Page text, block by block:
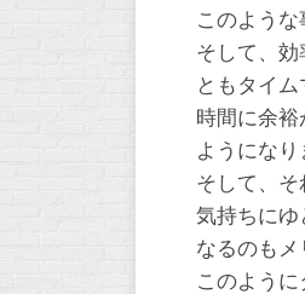
このよう
そして、
ともタイム
時間に余
ようになり
そして、そ
気持ちにゆ
なるのもメ
このよう